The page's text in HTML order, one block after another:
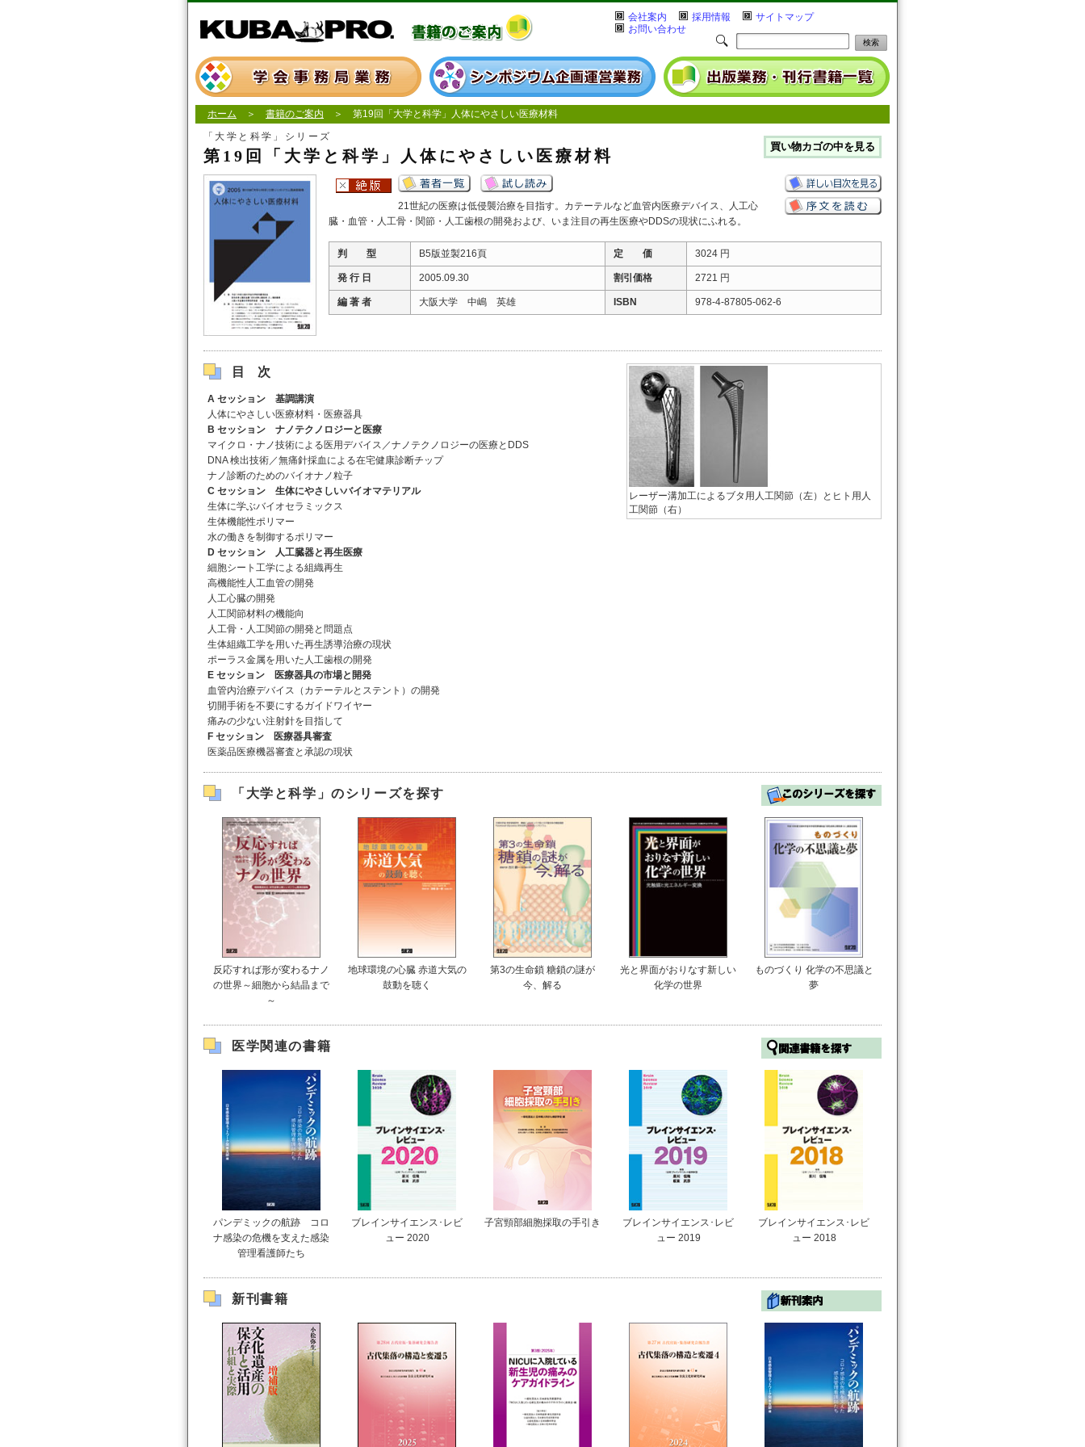
会社案内 採用情報
サイトマップ
お問い合わせ
ホーム ＞ 書籍のご案内 ＞ 第19回「大学と科学」人体にやさしい医療材料
「大学と科学」シリーズ
第19回「大学と科学」人体にやさしい医療材料
21世紀の医療は低侵襲治療を目指す。カテーテルなど血管内医療デバイス、人工心
臓・血管・人工骨・関節・人工歯根の開発および、いま注目の再生医療やDDSの現状にふれる。
判 型 B5版並製216頁 定 価 3024 円
発 行 日 2005.09.30 割引価格 2721 円
編 著 者 大阪大学 中嶋 英雄 ISBN 978-4-87805-062-6
レーザー溝加工によるブタ用人工関節（左）とヒト用人
工関節（右）
目次
A セッション 基調講演
人体にやさしい医療材料・医療器具
B セッション ナノテクノロジーと医療
マイクロ・ナノ技術による医用デバイス／ナノテクノロジーの医療とDDS
DNA 検出技術／無痛針採血による在宅健康診断チップ
ナノ診断のためのバイオナノ粒子
C セッション 生体にやさしいバイオマテリアル
生体に学ぶバイオセラミックス
生体機能性ポリマー
水の働きを制御するポリマー
D セッション 人工臓器と再生医療
細胞シート工学による組織再生
高機能性人工血管の開発
人工心臓の開発
人工関節材料の機能向
人工骨・人工関節の開発と問題点
生体組織工学を用いた再生誘導治療の現状
ポーラス金属を用いた人工歯根の開発
E セッション 医療器具の市場と開発
血管内治療デバイス（カテーテルとステント）の開発
切開手術を不要にするガイドワイヤー
痛みの少ない注射針を目指して
F セッション 医療器具審査
医薬品医療機器審査と承認の現状
「大学と科学」のシリーズを探す
反応すれば形が変わるナノ
の世界～細胞から結晶まで
～
地球環境の心臓 赤道大気の
鼓動を聴く
第3の生命鎖 糖鎖の謎が
今、解る
光と界面がおりなす新しい
化学の世界
ものづくり 化学の不思議と
夢
医学関連の書籍
パンデミックの航跡 コロ
ナ感染の危機を支えた感染
管理看護師たち
ブレインサイエンス･レビ
ュー 2020
子宮頸部細胞採取の手引き
ブレインサイエンス･レビ
ュー 2019
ブレインサイエンス･レビ
ュー 2018
新刊書籍